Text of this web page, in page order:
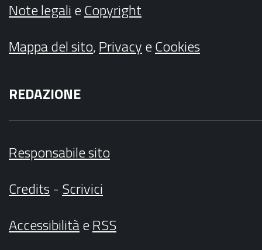
Note legalieCopyright
Mappa del sito,PrivacyeCookies
REDAZIONE
Responsabile sito
Credits- Scrivici
AccessibilitàeRSS